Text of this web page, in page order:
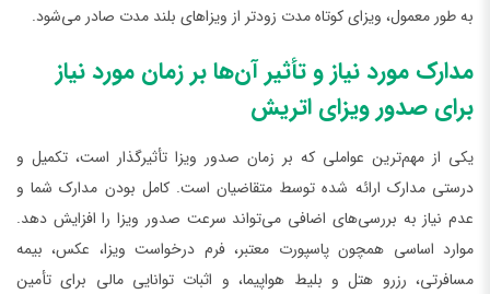
به طور معمول، ویزای کوتاه مدت زودتر از ویزاهای بلند مدت صادر می‌شود.
مدارک مورد نیاز و تأثیر آن‌ها بر زمان مورد نیاز
برای صدور ویزای اتریش
یکی از مهم‌ترین عواملی که بر زمان صدور ویزا تأثیرگذار است، تکمیل و
درستی مدارک ارائه شده توسط متقاضیان است. کامل بودن مدارک شما و
عدم نیاز به بررسی‌های اضافی می‌تواند سرعت صدور ویزا را افزایش دهد.
موارد اساسی همچون پاسپورت معتبر، فرم درخواست ویزا، عکس، بیمه
مسافرتی، رزرو هتل و بلیط هواپیما، و اثبات توانایی مالی برای تأمین